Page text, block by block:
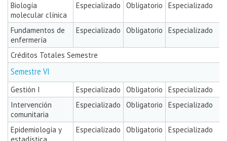
Biología
molecular clínica
Especializado Obligatorio Especializado
Fundamentos de
enfermería
Especializado Obligatorio Especializado
Créditos Totales Semestre
Semestre VI
Gestión I Especializado Obligatorio Especializado
Intervención
comunitaria
Especializado Obligatorio Especializado
Epidemiología y
Especializado Obligatorio Especializado